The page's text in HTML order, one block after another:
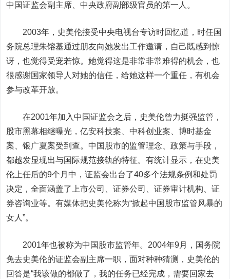
中国证监会副主席、中央政府副部级官员的第一人。
2003年，史美伦接受中央电视台专访时回忆道，时任国
务院总理朱镕基通过朋友向她发出工作邀请，自己既感到惊
讶，也觉得受宠若惊。她觉得这是非常非常难得的机会，也
很感谢国家领导人对她的信任，给她这样一个重任，有机会
参与改革开放。
在2001年加入中国证监会之后，史美伦曾力挺强监管，
股市黑幕相继曝光，亿安科技案、中科创业案、博时基金
案、银广夏案受到查。中国股市的监管理念、政策与手段，
都越发显现出与国际规范接轨的特征。有统计显示，在史美
伦上任后的9个月中，证监会出台了40多个法规条例和处罚
决定，全面涵盖了上市公司、证券公司、证券审计机构、证
券咨询业等。有媒体把史美伦称为“掀起中国股市监管风暴的
女人”。
2001年也被称为中国股市监管年。2004年9月，国务院
免去史美伦的证监会副主席一职，面对种种猜测，史美伦的
回答是“我该做的都做了，我的任务已经完成，需要回家去